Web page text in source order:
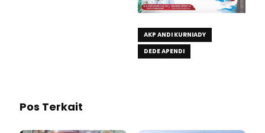
AKP ANDI KURNIADY
DEDE APENDI
Pos Terkait